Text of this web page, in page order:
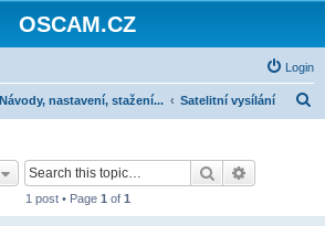
OSCAM.CZ
Login
Návody, nastavení, stažení... Satelitní vysílání
Search
1 post • Page 1 of 1